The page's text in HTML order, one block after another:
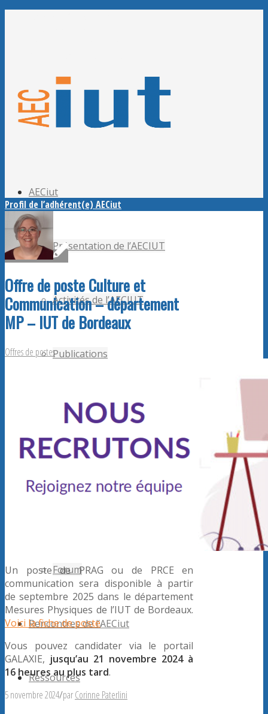
AECiut
Présentation de l’AECIUT
Activités de l’AECIUT
Publications
Adhérents AECiut
Promouvoir l’AECiut
Forum
Rencontres de l’AECiut
Ressources
Profil de l’adhérent(e) AECiut
Offre de poste Culture et
Communication – département
MP – IUT de Bordeaux
Offres de postes
Un poste de PRAG ou de PRCE en
communication sera disponible à partir
de septembre 2025 dans le département
Mesures Physiques de l’IUT de Bordeaux.
Voici la fiche de poste.
Vous pouvez candidater via le portail
GALAXIE, jusqu’au 21 novembre 2024 à
16 heures au plus tard.
5 novembre 2024/parCorinne Paterlini